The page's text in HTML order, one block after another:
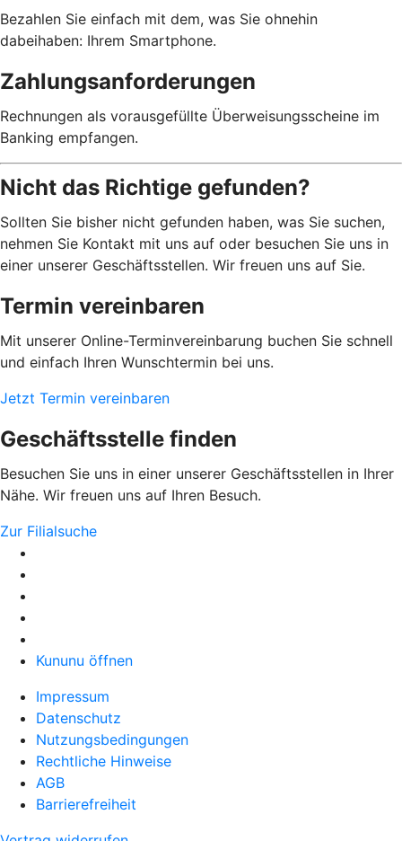
Bezahlen Sie einfach mit dem, was Sie ohnehin
dabeihaben: Ihrem Smartphone.
Zahlungsanforderungen
Rechnungen als vorausgefüllte Überweisungsscheine im
Banking empfangen.
Nicht das Richtige gefunden?
Sollten Sie bisher nicht gefunden haben, was Sie suchen,
nehmen Sie Kontakt mit uns auf oder besuchen Sie uns in
einer unserer Geschäftsstellen. Wir freuen uns auf Sie.
Termin vereinbaren
Mit unserer Online-Terminvereinbarung buchen Sie schnell
und einfach Ihren Wunschtermin bei uns.
Jetzt Termin vereinbaren
Geschäftsstelle finden
Besuchen Sie uns in einer unserer Geschäftsstellen in Ihrer
Nähe. Wir freuen uns auf Ihren Besuch.
Zur Filialsuche
Kununu öffnen
Impressum
Datenschutz
Nutzungsbedingungen
Rechtliche Hinweise
AGB
Barrierefreiheit